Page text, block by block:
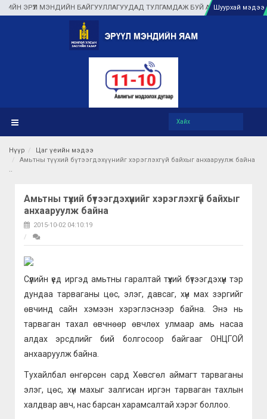
ЭРҮҮЛ МЭНДИЙН БАЙГУУЛЛАГУУДАД ТУЛГАМДАЖ БУЙ АСУУДЛЫГ ГАЗАР
Шуурхай мэдээ
Нүүр
Цаг үеийн мэдээ
Амьтны түүхий бүтээгдэхүүнийг хэрэглэхгүй байхыг анхааруулж байна
Амьтны түүхий бүтээгдэхүүнийг хэрэглэхгүй байхыг
анхааруулж байна
2015-10-02 04:10:19
Сүүлийн үед иргэд амьтны гаралтай түүхий бүтээгдэхүүн тэр
дундаа тарваганы цөс, элэг, давсаг, хүн мах зэргийг
өвчинд сайн хэмээн хэрэглэснээр байна. Энэ нь
тарваган тахал өвчнөөр өвчлөх улмаар амь насаа
алдах эрсдлийг бий болгосоор байгааг ОНЦГОЙ
анхааруулж байна.
Тухайлбал өнгөрсөн сард Хөвсгөл аймагт тарваганы
элэг, цөс, хүн махыг залгисан иргэн тарваган тахлын
халдвар авч, нас барсан харамсалтай хэрэг боллоо.